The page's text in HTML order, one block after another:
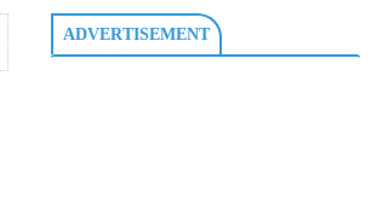
ADVERTISEMENT